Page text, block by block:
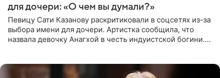
для дочери: «О чем вы думали?»
Певицу Сати Казанову раскритиковали в соцсетях из-за
выбора имени для дочери. Артистка сообщила, что
назвала девочку Анагхой в честь индуистской богини.